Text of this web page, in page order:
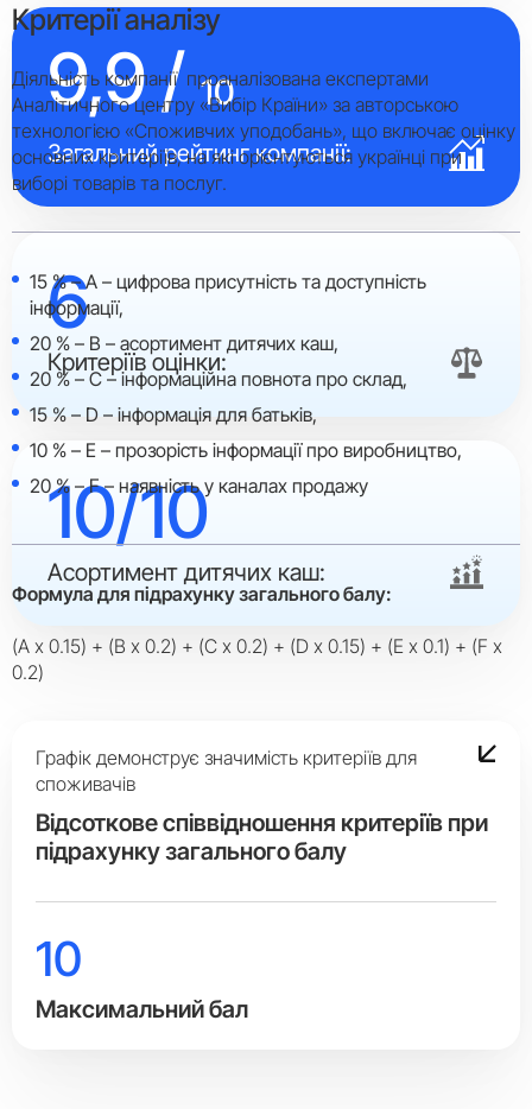
9,9 /10
Загальний рейтинг компанії:
6
Критеріїв оцінки:
10/10
Асортимент дитячих каш:
Критерії аналізу
Діяльність компанії проаналізована експертами
Аналітичного центру «Вибір Країни» за авторською
технологією «Споживчих уподобань», що включає оцінку
основних критеріїв, на які орієнтуються українці при
виборі товарів та послуг.
15 % – A – цифрова присутність та доступність
інформації,
20 % – B – асортимент дитячих каш,
20 % – C – інформаційна повнота про склад,
15 % – D – інформація для батьків,
10 % – E – прозорість інформації про виробництво,
20 % – F – наявність у каналах продажу
Формула для підрахунку загального балу:
(A x 0.15) + (B x 0.2) + (C x 0.2) + (D x 0.15) + (E x 0.1) + (F x
0.2)
Графік демонструє значимість критеріїв для
споживачів
Вiдсоткове співвідношення критеріїв при
підрахунку загального балу
10
Максимальний бал